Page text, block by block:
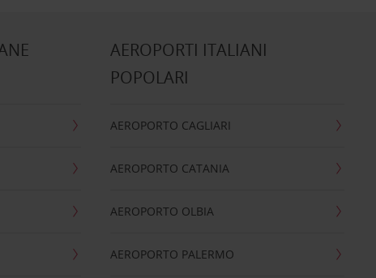
AEROPORTI ITALIANI
POPOLARI
AEROPORTO CAGLIARI
AEROPORTO CATANIA
AEROPORTO OLBIA
AEROPORTO PALERMO